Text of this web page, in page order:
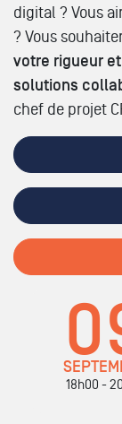
digital ? Vous
? Vous
votre rigueur
solutions
chef de projet
18h00 -